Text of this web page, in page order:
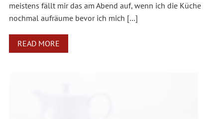
meistens fällt mir das am Abend auf, wenn ich die Küche
nochmal aufräume bevor ich mich […]
READ MORE